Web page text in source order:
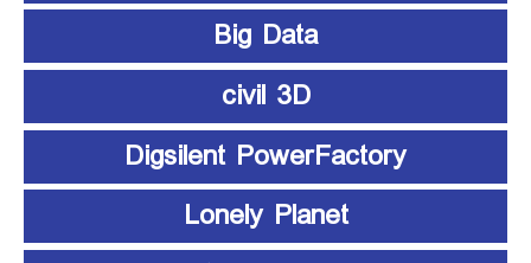
Big Data
civil 3D
Digsilent PowerFactory
Lonely Planet